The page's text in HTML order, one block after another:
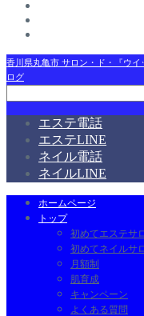
香川県丸亀市 サロン・ド・『ウ
ログ
エステ電話
エステLINE
ネイル電話
ネイルLINE
ホームページ
トップ
初めてエステサ
初めてネイルサ
月額制
肌育成
キャンペーン
よくある質問